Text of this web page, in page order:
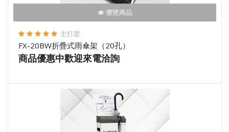
瀏覽商品
主打星
FX-20BW折疊式雨傘架（20孔）
商品優惠中歡迎來電洽詢